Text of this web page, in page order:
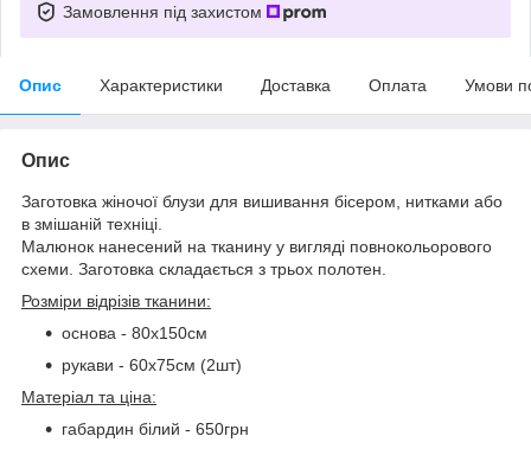
Замовлення під захистом
Опис Характеристики Доставка Оплата Умови
Опис
Заготовка жіночої блузи для вишивання бісером, нитками або
в змішаній техніці.
Малюнок нанесений на тканину у вигляді повнокольорового
схеми. Заготовка складається з трьох полотен.
Розміри відрізів тканини:
основа - 80х150см
рукави - 60х75см (2шт)
Матеріал та ціна:
габардин білий - 650грн